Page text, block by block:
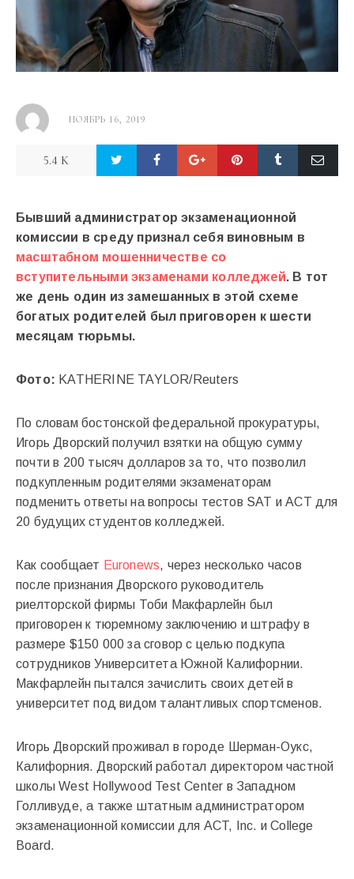
НОЯБРЬ 16, 2019
5.4 K
Бывший администратор экзаменационной
комиссии в среду признал себя виновным в
масштабном мошенничестве со
вступительными экзаменами колледжей. В тот
же день один из замешанных в этой схеме
богатых родителей был приговорен к шести
месяцам тюрьмы.
Фото: KATHERINE TAYLOR/Reuters
По словам бостонской федеральной прокуратуры,
Игорь Дворский получил взятки на общую сумму
почти в 200 тысяч долларов за то, что позволил
подкупленным родителями экзаменаторам
подменить ответы на вопросы тестов SAT и ACT для
20 будущих студентов колледжей.
Как сообщает Euronews, через несколько часов
после признания Дворского руководитель
риелторской фирмы Тоби Макфарлейн был
приговорен к тюремному заключению и штрафу в
размере $150 000 за сговор с целью подкупа
сотрудников Университета Южной Калифорнии.
Макфарлейн пытался зачислить своих детей в
университет под видом талантливых спортсменов.
Игорь Дворский проживал в городе Шерман-Оукс,
Калифорния. Дворский работал директором частной
школы West Hollywood Test Center в Западном
Голливуде, а также штатным администратором
экзаменационной комиссии для ACT, Inc. и College
Board.